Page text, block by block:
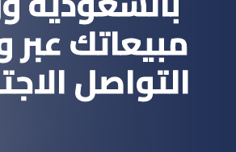
مبيعاتك عبر
التواصل